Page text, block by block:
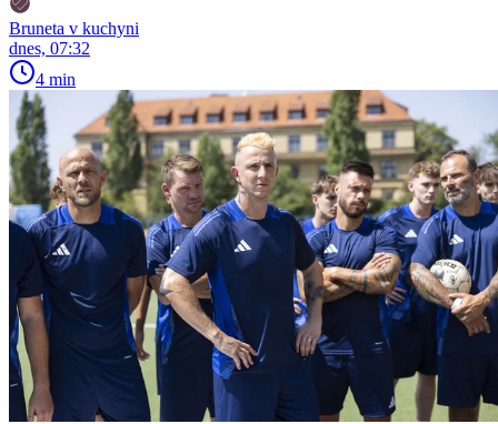
Bruneta v kuchyni
dnes, 07:32
4 min